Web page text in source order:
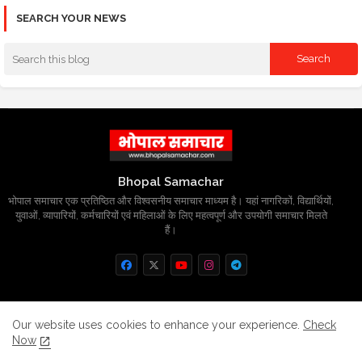
SEARCH YOUR NEWS
Bhopal Samachar
भोपाल समाचार एक प्रतिष्ठित और विश्वसनीय समाचार माध्यम है। यहां नागरिकों, विद्यार्थियों,
युवाओं, व्यापारियों, कर्मचारियों एवं महिलाओं के लिए महत्वपूर्ण और उपयोगी समाचार मिलते
हैं।
Home About Contact us
Privacy Policy
Our website uses cookies to enhance your experience. Check
Now